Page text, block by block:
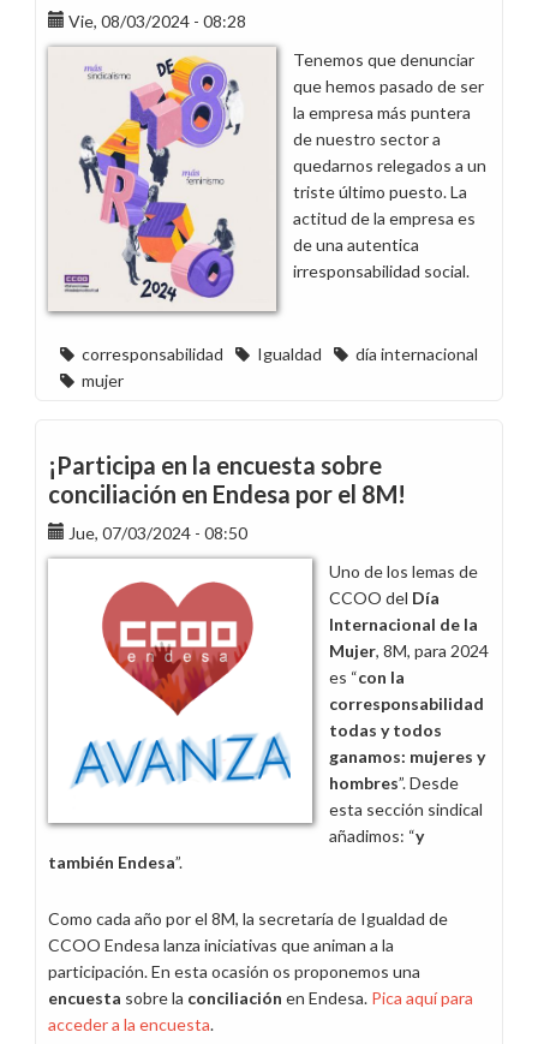
Vie, 08/03/2024 - 08:28
Tenemos que denunciar
que hemos pasado de ser
la empresa más puntera
de nuestro sector a
quedarnos relegados a un
triste último puesto. La
actitud de la empresa es
de una autentica
irresponsabilidad social.
corresponsabilidad Igualdad
día internacional
mujer
¡Participa en la encuesta sobre
conciliación en Endesa por el 8M!
Jue, 07/03/2024 - 08:50
Uno de los lemas de
CCOO del Día
Internacional de la
Mujer, 8M, para 2024
es “con la
corresponsabilidad
todas y todos
ganamos: mujeres y
hombres”. Desde
esta sección sindical
añadimos: “y
también Endesa”.
Como cada año por el 8M, la secretaría de Igualdad de
CCOO Endesa lanza iniciativas que animan a la
participación. En esta ocasión os proponemos una
encuesta sobre la conciliación en Endesa. Pica aquí para
acceder a la encuesta.